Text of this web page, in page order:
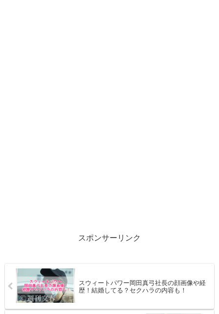
スポンサーリンク
スウィートパワー岡田真弓社長の顔画像や経
歴！結婚してる？セクハラの内容も！